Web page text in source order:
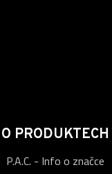
O PRODUKTECH
P.A.C. - Info o značce